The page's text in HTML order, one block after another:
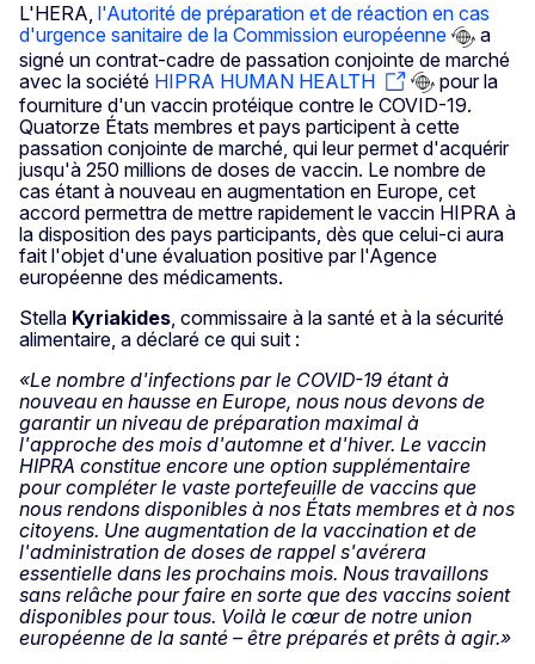
L'HERA, l'Autorité de préparation et de réaction en cas
d'urgence sanitaire de la Commission européenne
a
signé un contrat-cadre de passation conjointe de marché
avec la société HIPRA HUMAN HEALTH
pour la
fourniture d'un vaccin protéique contre le COVID-19.
Quatorze États membres et pays participent à cette
passation conjointe de marché, qui leur permet d'acquérir
jusqu'à 250 millions de doses de vaccin. Le nombre de
cas étant à nouveau en augmentation en Europe, cet
accord permettra de mettre rapidement le vaccin HIPRA à
la disposition des pays participants, dès que celui-ci aura
fait l'objet d'une évaluation positive par l'Agence
européenne des médicaments.
Stella Kyriakides, commissaire à la santé et à la sécurité
alimentaire, a déclaré ce qui suit :
«Le nombre d'infections par le COVID-19 étant à
nouveau en hausse en Europe, nous nous devons de
garantir un niveau de préparation maximal à
l'approche des mois d'automne et d'hiver. Le vaccin
HIPRA constitue encore une option supplémentaire
pour compléter le vaste portefeuille de vaccins que
nous rendons disponibles à nos États membres et à nos
citoyens. Une augmentation de la vaccination et de
l'administration de doses de rappel s'avérera
essentielle dans les prochains mois. Nous travaillons
sans relâche pour faire en sorte que des vaccins soient
disponibles pour tous. Voilà le cœur de notre union
européenne de la santé – être préparés et prêts à agir.»